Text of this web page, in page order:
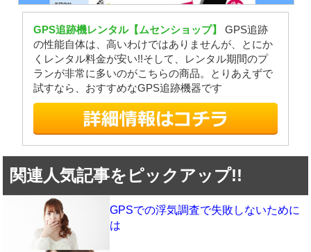
GPS追跡機レンタル【ムセンショップ】
GPS追跡
の性能自体は、高いわけではありませんが、とにか
くレンタル料金が安い!!そして、レンタル期間のプ
ランが非常に多いのがこちらの商品。とりあえずで
試すなら、おすすめなGPS追跡機器です
関連人気記事をピックアップ!!
GPSでの浮気調査で失敗しないために
は